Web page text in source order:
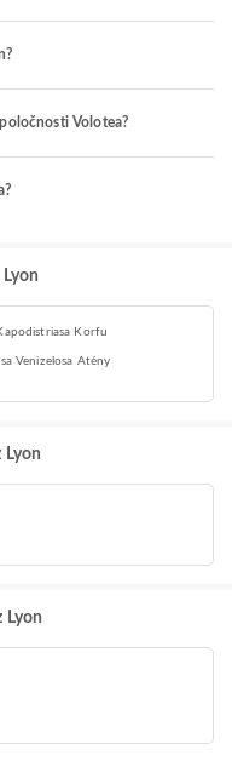
Volotea?
Korfu
Venizelosa Atény
Lyon
Lyon